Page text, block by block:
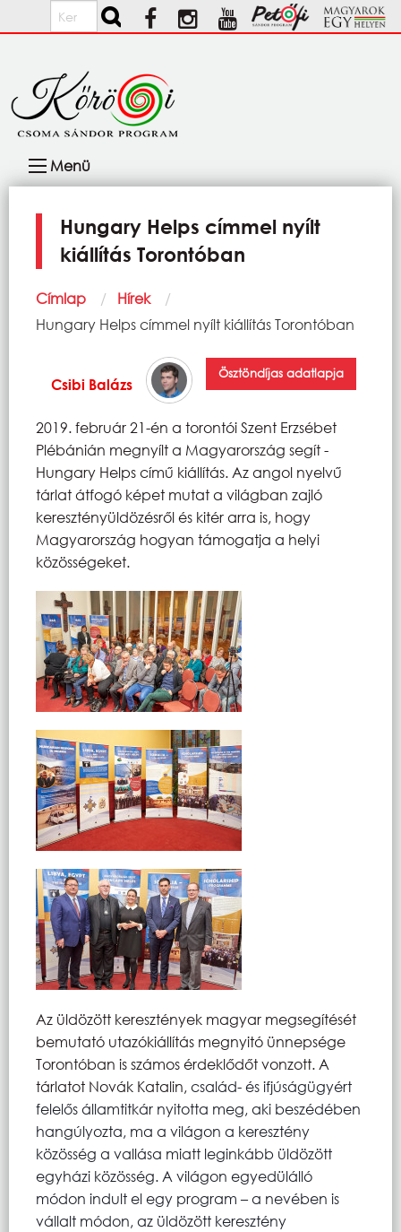
Ugrás a tartalomra
Keresés
navigáció
Menü
Hungary Helps címmel nyílt
kiállítás Torontóban
Morzsa
Címlap
Hírek
Current:
Hungary Helps címmel nyílt kiállítás Torontóban
Csibi Balázs
Ösztöndíjas adatlapja
2019. február 21-én a torontói Szent Erzsébet
Plébánián megnyílt a Magyarország segít -
Hungary Helps című kiállítás. Az angol nyelvű
tárlat átfogó képet mutat a világban zajló
keresztényüldözésről és kitér arra is, hogy
Magyarország hogyan támogatja a helyi
közösségeket.
Az üldözött keresztények magyar megsegítését
bemutató utazókiállítás megnyitó ünnepsége
Torontóban is számos érdeklődőt vonzott. A
tárlatot Novák Katalin,család- és ifjúságügyért
felelős államtitkár nyitotta meg, aki beszédében
hangúlyozta, ma a világon a keresztény
közösség a vallása miatt leginkább üldözött
egyházi közösség. A világon egyedülálló
módon indult el egy program – a nevében is
vállalt módon, az üldözött keresztény